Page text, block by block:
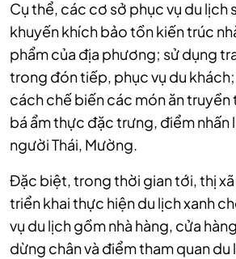
Cụ thể, các cơ sở phục vụ du lịch
khuyến khích bảo tồn kiến trúc
phẩm của địa phương; sử dụng
trong đón tiếp, phục vụ du
cách chế biến các món ăn
bá ẩm thực đặc trưng, điểm nhấn
người Thái, Mường.
Đặc biệt, trong thời gian tới, thị xã
triển khai thực hiện du lịch xanh
vụ du lịch gồm nhà hàng, cửa
dừng chân và điểm tham quan